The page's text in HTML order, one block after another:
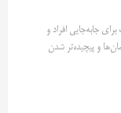
جابه‌جایی افراد و
و پیچیده‌تر شدن